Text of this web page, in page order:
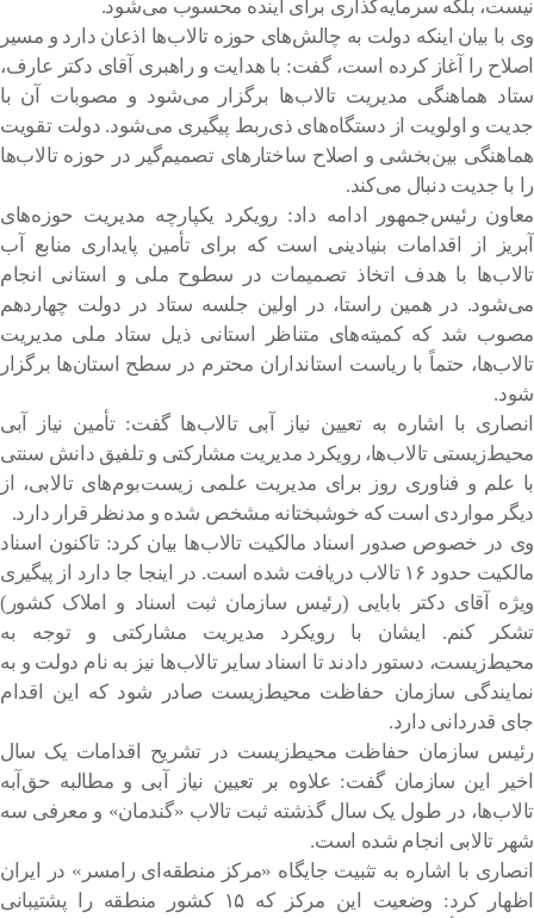
نیست، بلکه سرمایه‌گذاری برای آینده محسوب می‌شود.
وی با بیان اینکه دولت به چالش‌های حوزه تالاب‌ها اذعان دارد و مسیر
اصلاح را آغاز کرده است، گفت: با هدایت و راهبری آقای دکتر عارف،
ستاد هماهنگی مدیریت تالاب‌ها برگزار می‌شود و مصوبات آن با
جدیت و اولویت از دستگاه‌های ذی‌ربط پیگیری می‌شود. دولت تقویت
هماهنگی بین‌بخشی و اصلاح ساختارهای تصمیم‌گیر در حوزه تالاب‌ها
را با جدیت دنبال می‌کند.
معاون رئیس‌جمهور ادامه داد: رویکرد یکپارچه مدیریت حوزه‌های
آبریز از اقدامات بنیادینی است که برای تأمین پایداری منابع آب
تالاب‌ها با هدف اتخاذ تصمیمات در سطوح ملی و استانی انجام
می‌شود. در همین راستا، در اولین جلسه ستاد در دولت چهاردهم
مصوب شد که کمیته‌های متناظر استانی ذیل ستاد ملی مدیریت
تالاب‌ها، حتماً با ریاست استانداران محترم در سطح استان‌ها برگزار
شود.
انصاری با اشاره به تعیین نیاز آبی تالاب‌ها گفت: تأمین نیاز آبی
محیط‌زیستی تالاب‌ها، رویکرد مدیریت مشارکتی و تلفیق دانش سنتی
با علم و فناوری روز برای مدیریت علمی زیست‌بوم‌های تالابی، از
دیگر مواردی است که خوشبختانه مشخص شده و مدنظر قرار دارد.
وی در خصوص صدور اسناد مالکیت تالاب‌ها بیان کرد: تاکنون اسناد
مالکیت حدود ۱۶ تالاب دریافت شده است. در اینجا جا دارد از پیگیری
ویژه آقای دکتر بابایی (رئیس سازمان ثبت اسناد و املاک کشور)
تشکر کنم. ایشان با رویکرد مدیریت مشارکتی و توجه به
محیط‌زیست، دستور دادند تا اسناد سایر تالاب‌ها نیز به نام دولت و به
نمایندگی سازمان حفاظت محیط‌زیست صادر شود که این اقدام
جای قدردانی دارد.
رئیس سازمان حفاظت محیط‌زیست در تشریح اقدامات یک سال
اخیر این سازمان گفت: علاوه بر تعیین نیاز آبی و مطالبه حق‌آبه
تالاب‌ها، در طول یک سال گذشته ثبت تالاب «گندمان» و معرفی سه
شهر تالابی انجام شده است.
انصاری با اشاره به تثبیت جایگاه «مرکز منطقه‌ای رامسر» در ایران
اظهار کرد: وضعیت این مرکز که ۱۵ کشور منطقه را پشتیبانی